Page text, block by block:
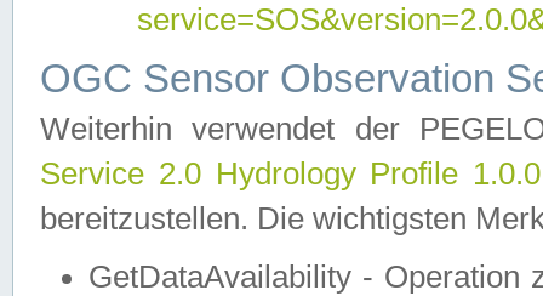
OGC Sensor Observation
Weiterhin verwendet der
Service 2.0 Hydrology Profile
bereitzustellen. Die wichtigsten
GetDataAvailability - Operation